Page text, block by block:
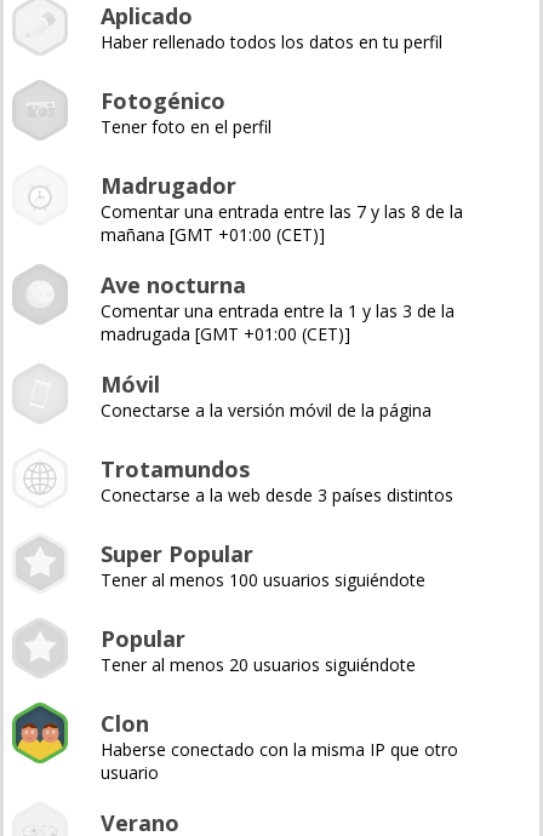
Aplicado
Haber rellenado todos los datos en tu perfil
Fotogénico
Tener foto en el perfil
Madrugador
Comentar una entrada entre las 7 y las 8 de la
mañana [GMT +01:00 (CET)]
Ave nocturna
Comentar una entrada entre la 1 y las 3 de la
madrugada [GMT +01:00 (CET)]
Móvil
Conectarse a la versión móvil de la página
Trotamundos
Conectarse a la web desde 3 países distintos
Super Popular
Tener al menos 100 usuarios siguiéndote
Popular
Tener al menos 20 usuarios siguiéndote
Clon
Haberse conectado con la misma IP que otro
usuario
Verano